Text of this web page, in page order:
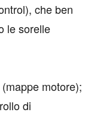
che ben
le sorelle
motore);
di